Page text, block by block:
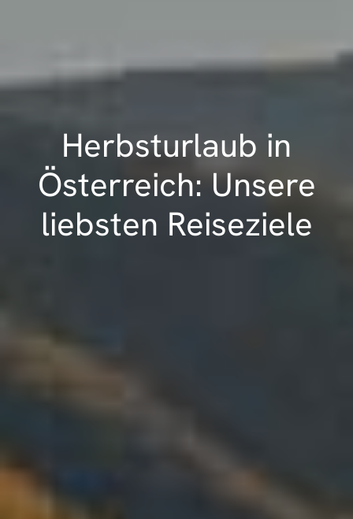
Herbsturlaub in
Österreich: Unsere
liebsten Reiseziele